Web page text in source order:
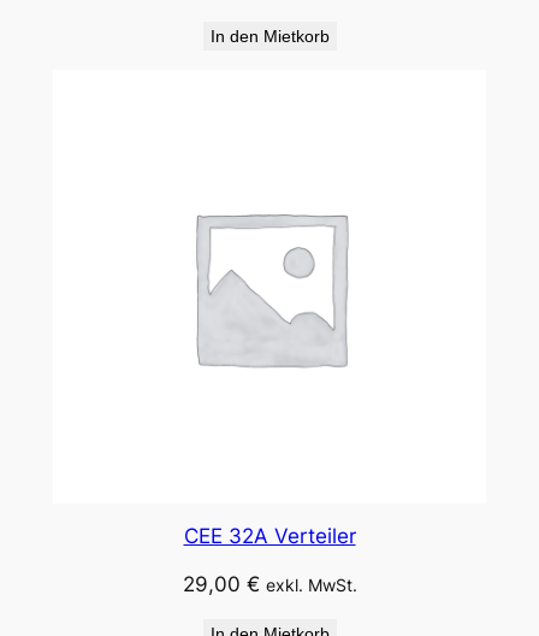
In den Mietkorb
CEE 32A Verteiler
29,00 € exkl. MwSt.